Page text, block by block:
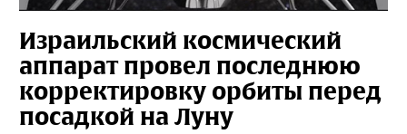
Израильский космический
аппарат провел последнюю
корректировку орбиты перед
посадкой на Луну